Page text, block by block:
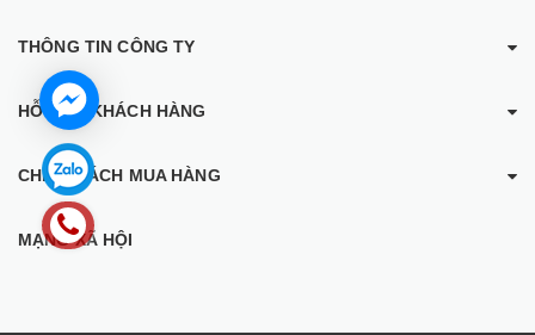
THÔNG TIN CÔNG TY
HỖ TRỢ KHÁCH HÀNG
CHÍNH SÁCH MUA HÀNG
MẠNG XÃ HỘI